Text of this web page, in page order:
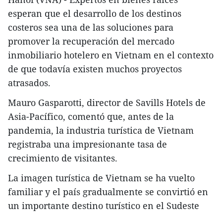
esperan que el desarrollo de los destinos
costeros sea una de las soluciones para
promover la recuperación del mercado
inmobiliario hotelero en Vietnam en el contexto
de que todavía existen muchos proyectos
atrasados.
Mauro Gasparotti, director de Savills Hotels de
Asia-Pacífico, comentó que, antes de la
pandemia, la industria turística de Vietnam
registraba una impresionante tasa de
crecimiento de visitantes.
La imagen turística de Vietnam se ha vuelto
familiar y el país gradualmente se convirtió en
un importante destino turístico en el Sudeste